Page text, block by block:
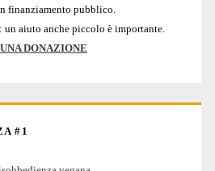
finanziamento pubblico.
: un aiuto anche piccolo è importante.
DONAZIONE
#1